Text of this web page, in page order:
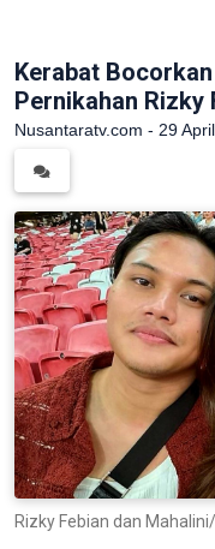
Kerabat
Pernikahan Rizky
Nusantaratv.com - 29
Rizky Febian dan